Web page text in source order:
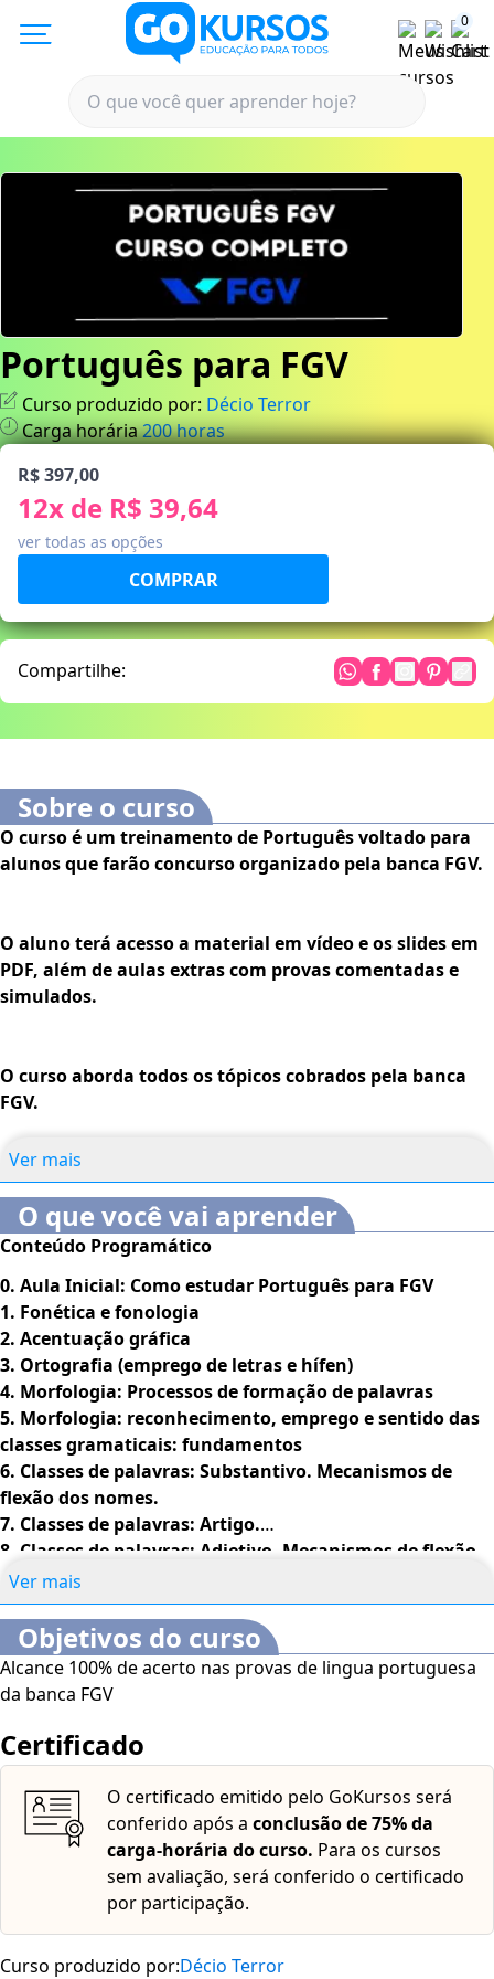
0
Português para FGV
Curso produzido por: Décio Terror
Carga horária200horas
R$ 397,00
12x de R$ 39,64
ver todas as opções
Compartilhe:
Sobre o curso
O curso é um treinamento de Português voltado para
alunos que farão concurso organizado pela banca FGV.
O aluno terá acesso a material em vídeo e os slides em
PDF, além de aulas extras com provas comentadas e
simulados.
O curso aborda todos os tópicos cobrados pela banca
FGV.
Ver mais
O que você vai aprender
Conteúdo Programático
0. Aula Inicial: Como estudar Português para FGV
1. Fonética e fonologia
2. Acentuação gráfica
3. Ortografia (emprego de letras e hífen)
4. Morfologia: Processos de formação de palavras
5. Morfologia: reconhecimento, emprego e sentido das
classes gramaticais: fundamentos
6. Classes de palavras: Substantivo. Mecanismos de
flexão dos nomes.
7. Classes de palavras: Artigo.
8. Classes de palavras: Adjetivo. Mecanismos de flexão
dos nomes.
9. Classes de palavras: Preposição
10. Classes de palavras: Advérbio
11. Classes de palavras: Verbo. Emprego de tempos e
modos dos verbos em português.
tempos e modos dos verbos em português.
13. Classes de palavras: Verbos irregulares. Mecanismos
de flexão dos verbos.
14. Classes de palavras: Pronomes. Padrões gerais de
colocação pronominal no português.
15. Sintaxe: oração; termos da oração.
16. Sintaxe: frase, oração e período; processo de
coordenação. Conjunções. Pontuação.
Ver mais
Objetivos do curso
Alcance 100% de acerto nas provas de lingua portuguesa
da banca FGV
Certificado
O certificado emitido pelo GoKursos será
conferido após a conclusão de 75% da
carga-horária do curso. Para os cursos
sem avaliação, será conferido o certificado
por participação.
Curso produzido por:Décio Terror